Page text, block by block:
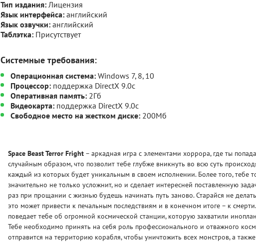
Тип издания: Лицензия
Язык интерфейса:английский
Язык озвучки:английский
Таблэтка: Присутствует
Системные требования:
Операционная система: Windows 7, 8, 10
Процессор: поддержка DirectX 9.0c
Оперативная память: 2Гб
Видеокарта: поддержка DirectX 9.0c
Свободное место на жестком диске: 200Мб
Space Beast Terror Fright – аркадная игра с элементами хоррора, где ты
случайным образом, что позволит тебе глубже вникнуть во всю суть
каждый из которых будет уникальным в своем исполнении. Более того, тебе
значительно не только усложнит, но и сделает интересней поставленную
раз при прощании с жизнью будешь начинать путь заново. Старайся не
это может привести к печальным последствиям и в конечном итоге – к
поведает тебе об огромной космической станции, которую захватили
Тебе необходимо принять на себя роль профессионального и отважного
отправится на территорию корабля, чтобы уничтожить всех монстров, а